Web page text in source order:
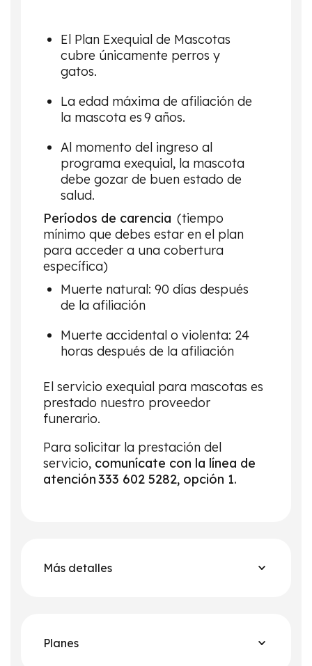
El Plan Exequial de Mascotas
cubre únicamente perros y
gatos.
La edad máxima de afiliación de
la mascota es 9 años.
Al momento del ingreso al
programa exequial, la mascota
debe gozar de buen estado de
salud.
Períodos de carencia (tiempo
mínimo que debes estar en el plan
para acceder a una cobertura
específica)
Muerte natural: 90 días después
de la afiliación
Muerte accidental o violenta: 24
horas después de la afiliación
El servicio exequial para mascotas es
prestado nuestro proveedor
funerario.
Para solicitar la prestación del
servicio, comunícate con la línea de
atención 333 602 5282, opción 1.
Más detalles
Planes